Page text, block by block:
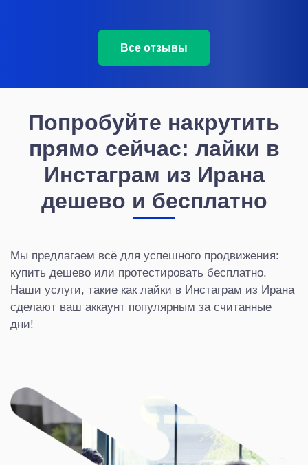
Все отзывы
Попробуйте накрутить
прямо сейчас: лайки в
Инстаграм из Ирана
дешево и бесплатно
Мы предлагаем всё для успешного продвижения:
купить дешево или протестировать бесплатно.
Наши услуги, такие как лайки в Инстаграм из Ирана
сделают ваш аккаунт популярным за считанные
дни!